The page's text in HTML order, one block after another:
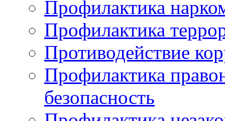
Профилактика
Профилактика
Противодействие
Профилактика
безопасность